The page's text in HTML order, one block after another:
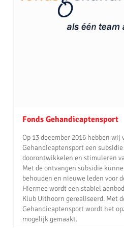
Fonds Gehandicaptensport
Op 13 december 2016 hebben wij
Gehandicaptensport een
doorontwikkelen en stimuleren
Met de ontvangen subsidie
behouden en nieuwe leden voor
Hiermee wordt een stabiel
Klub Uithoorn gerealiseerd. Met
Gehandicaptensport wordt het
mogelijk gemaakt.